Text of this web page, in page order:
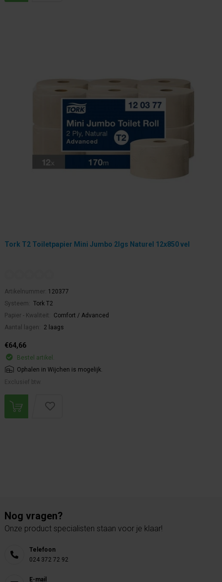
Tork T2 Toiletpapier Mini Jumbo 2lgs Naturel 12x850 vel
Artikelnummer: 120377
Systeem:
Tork T2
Papier - Kwaliteit:
Comfort / Advanced
Aantal lagen:
2 laags
€64,66
Bestel artikel.
Ophalen in Wijchen is mogelijk.
Exclusief btw.
Nog vragen?
Onze product specialisten staan voor je klaar!
Telefoon
024 372 72 92
E-mail